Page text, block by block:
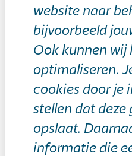
website naar
bijvoorbeeld
Ook kunnen wij
optimaliseren.
cookies door je
stellen dat deze
opslaat.
informatie die